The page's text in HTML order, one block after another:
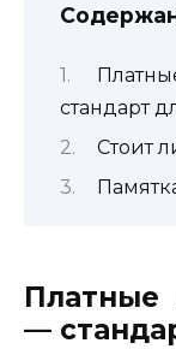
стандарт
Стоит
Платные
—